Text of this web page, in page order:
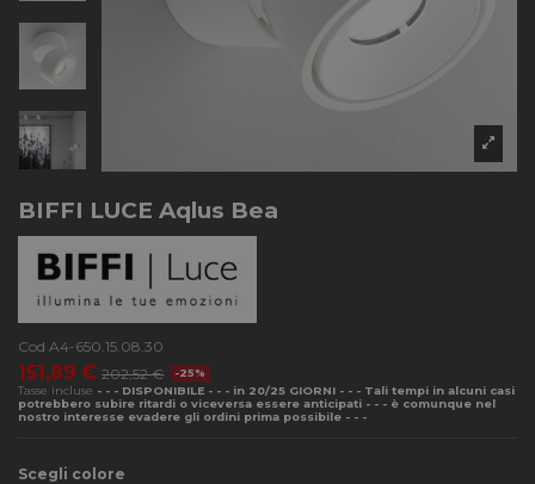
BIFFI LUCE Aqlus Bea
Cod A4-650.15.08.30
151,89 € 202,52 €
-25%
Tasse incluse - - - DISPONIBILE - - - in 20/25 GIORNI - - - Tali tempi in alcuni casi
potrebbero subire ritardi o viceversa essere anticipati - - - è comunque nel
nostro interesse evadere gli ordini prima possibile - - -
Scegli colore